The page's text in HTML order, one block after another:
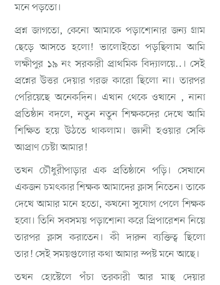
মনে পড়তো।
প্রশ্ন জাগতো, কেনো আমাকে পড়াশোনার জন্য গ্রাম
ছেড়ে আসতে হলো! ভালোইতো পড়ছিলাম আমি
লক্ষীপুর ১৯ নং সরকারী প্রাথমিক বিদ্যালয়ে..। সেই
প্রশ্নের উত্তর দেয়ার গরজ কারো ছিলো না। তারপর
পেরিয়েছে অনেকদিন। এখান থেকে ওখানে , নানা
প্রতিষ্ঠান বদলে, নতুন নতুন শিক্ষকদের দেখে আমি
শিক্ষিত হয়ে উঠতে থাকলাম। জ্ঞানী হওয়ার সেকি
আপ্রাণ চেষ্টা আমার!
তখন চৌধুরীপাড়ার এক প্রতিষ্ঠানে পড়ি। সেখানে
একজন চমৎকার শিক্ষক আমাদের ক্লাস নিতেন। তাকে
দেখে আমার মনে হতো, কখনো সুযোগ পেলে শিক্ষক
হবো। তিনি সবসময় পড়াশোনা করে প্রিপারেশন নিয়ে
তারপর ক্লাস করাতেন। কী দারুন ব্যক্তিত্ব ছিলো
তার! সেই সময়গুলোর কথা আমার স্পষ্ট মনে আছে।
তখন হোস্টেলে পঁচা তরকারী আর মাছ দেয়ার